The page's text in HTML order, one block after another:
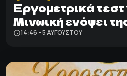
Εργομετρικά τεστ
Μινωική ενόψει
14:46 - 5 ΑΥΓΟΎΣΤΟΥ